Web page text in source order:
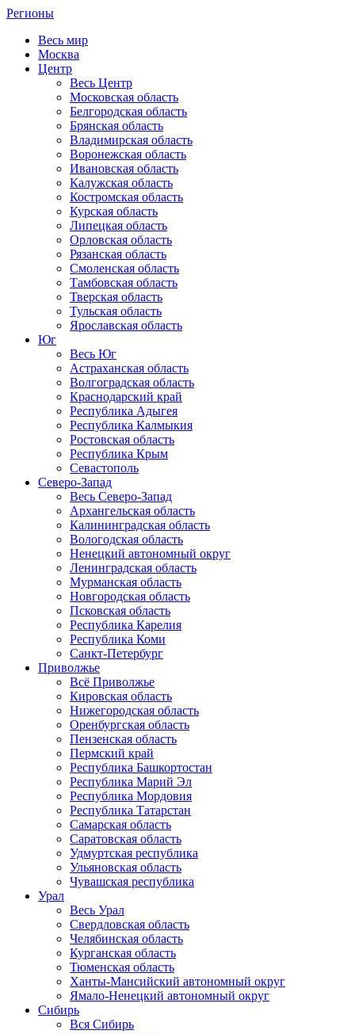
Регионы
Весь мир
Москва
Центр
Весь Центр
Московская область
Белгородская область
Брянская область
Владимирская область
Воронежская область
Ивановская область
Калужская область
Костромская область
Курская область
Липецкая область
Орловская область
Рязанская область
Смоленская область
Тамбовская область
Тверская область
Тульская область
Ярославская область
Юг
Весь Юг
Астраханская область
Волгоградская область
Краснодарский край
Республика Адыгея
Республика Калмыкия
Ростовская область
Республика Крым
Севастополь
Северо-Запад
Весь Северо-Запад
Архангельская область
Калининградская область
Вологодская область
Ненецкий автономный округ
Ленинградская область
Мурманская область
Новгородская область
Псковская область
Республика Карелия
Республика Коми
Санкт-Петербург
Приволжье
Всё Приволжье
Кировская область
Нижегородская область
Оренбургская область
Пензенская область
Пермский край
Республика Башкортостан
Республика Марий Эл
Республика Мордовия
Республика Татарстан
Самарская область
Саратовская область
Удмуртская республика
Ульяновская область
Чувашская республика
Урал
Весь Урал
Свердловская область
Челябинская область
Курганская область
Тюменская область
Ханты-Мансийский автономный округ
Ямало-Ненецкий автономный округ
Сибирь
Вся Сибирь